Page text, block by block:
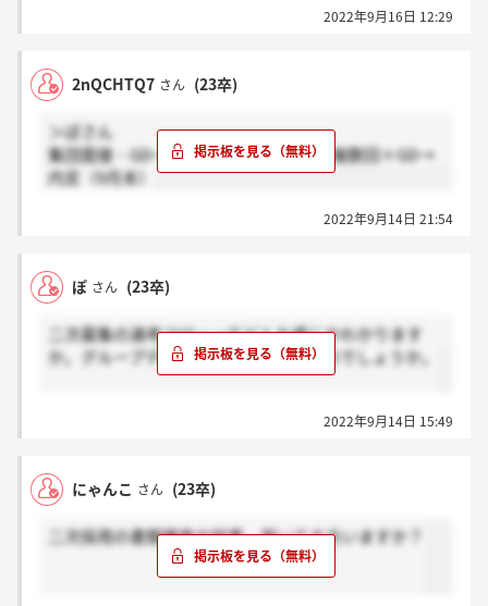
2022年9月16日 12:29
2nQCHTQ7 さん (23卒)
＞ぽさん
集団面接・GD→テストセンター→面接複数回＋GD→
内定（9月末）
2022年9月14日 21:54
ぽ さん (23卒)
二次募集の選考フローってどんな感じかわかります
か。グループディスカッションはあるのでしょうか。
2022年9月14日 15:49
にゃんこ さん (23卒)
二次採用の書類審査の結果、届いてる方いますか？